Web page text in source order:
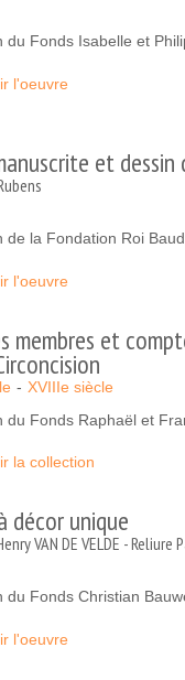
du Fonds Isabelle et
l'oeuvre
et dessin
de la Fondation Roi
l'oeuvre
membres et
XVIIIe siècle
du Fonds Raphaël et
la collection
décor unique
VAN DE VELDE - Reliure
du Fonds Christian
l'oeuvre